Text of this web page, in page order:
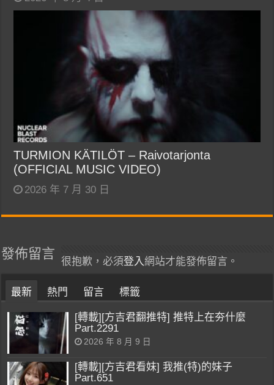
TURMION KÄTILÖT – Raivotarjonta
(OFFICIAL MUSIC VIDEO)
2026 年 7 月 30 日
發佈留言
很抱歉，必須登入網站才能發佈留言。
最新 熱門 留言 標籤
[轉載][方吉君翻推特] 推特上在夯什麼
Part.2291
2026 年 8 月 9 日
[轉載][方吉君看妹] 我推(特)的妹子
Part.651